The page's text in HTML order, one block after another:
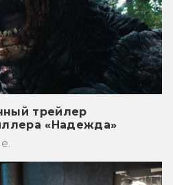
трейлер
«Надежда»